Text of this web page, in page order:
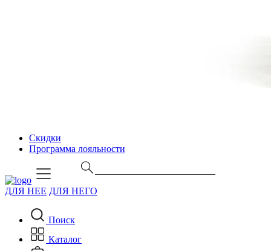
Скидки
Программа лояльности
ДЛЯ НЕЕ ДЛЯ НЕГО
Поиск
Каталог